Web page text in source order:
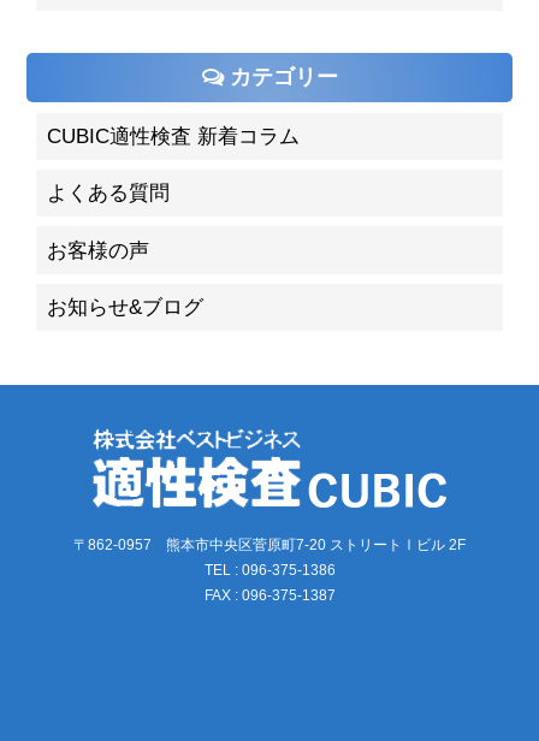
カテゴリー
CUBIC適性検査 新着コラム
よくある質問
お客様の声
お知らせ&ブログ
〒862-0957 熊本市中央区菅原町7-20 ストリートⅠビル 2F
TEL : 096-375-1386
FAX : 096-375-1387